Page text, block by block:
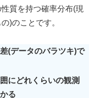
質を持つ確率分布(現
)のことです。
(データのバラツキ)で
にどれくらいの観測
る